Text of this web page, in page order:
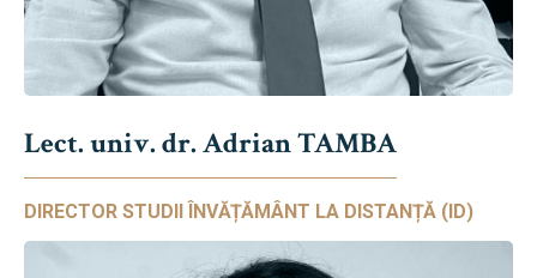
Lect. univ. dr. Adrian TAMBA
DIRECTOR STUDII ÎNVĂȚĂMÂNT LA DISTANȚĂ (ID)